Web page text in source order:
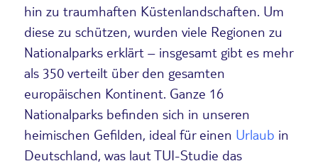
hin zu traumhaften Küstenlandschaften. Um
diese zu schützen, wurden viele Regionen zu
Nationalparks erklärt – insgesamt gibt es mehr
als 350 verteilt über den gesamten
europäischen Kontinent. Ganze 16
Nationalparks befinden sich in unseren
heimischen Gefilden, ideal für einen Urlaub in
Deutschland, was laut TUI-Studie das